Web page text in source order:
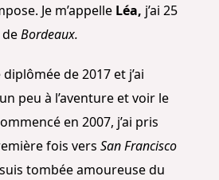
Je m’appelle Léa, j’ai 25
Bordeaux.
de 2017 et j’ai
peu à l’aventure et voir le
en 2007, j’ai pris
fois vers San Francisco
suis tombée amoureuse du